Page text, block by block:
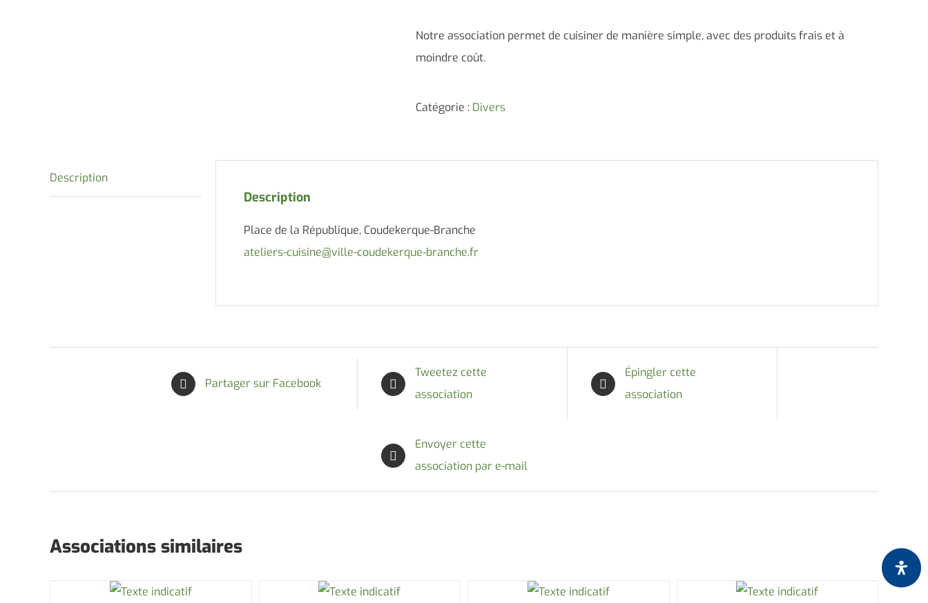
Notre association permet de cuisiner de manière simple, avec des produits frais et à
moindre coût.
Catégorie : Divers
Description
Description
Place de la République, Coudekerque-Branche
ateliers-cuisine@ville-coudekerque-branche.fr
Partager sur Facebook
Tweetez cette
association
Épingler cette
association
Envoyer cette
association par e-mail
Associations similaires